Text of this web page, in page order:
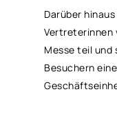
Darüber
Vertreterinnen
Messe teil
Besuchern